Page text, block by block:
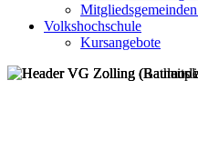
Volkshochschule
Kursangebote